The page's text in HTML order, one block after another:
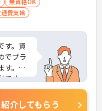
費支給
す。資
でプラ
す。無
です。
くださ
紹介してもらう